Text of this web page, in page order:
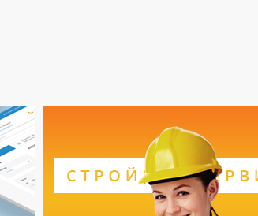
Портал коммерческой
недвижимости
Zdanie.info